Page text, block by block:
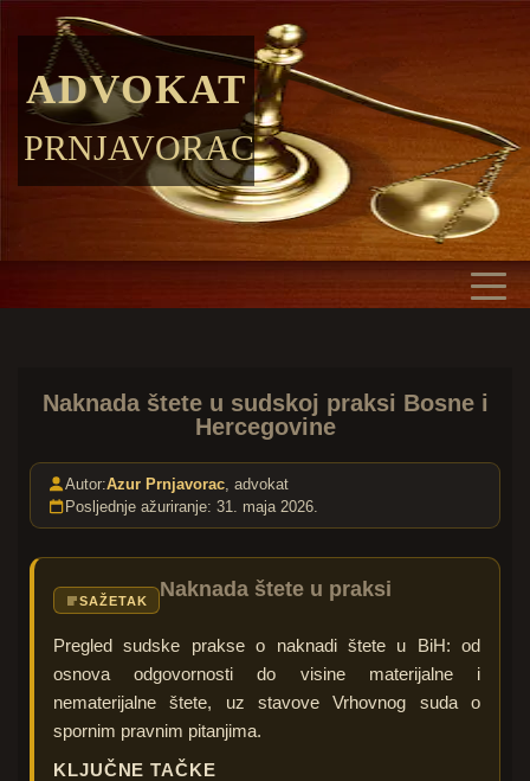
ADVOKAT
PRNJAVORAC
Naknada štete u sudskoj praksi Bosne i
Hercegovine
Autor:Azur Prnjavorac, advokat
Posljednje ažuriranje: 31. maja 2026.
SAŽETAK Naknada štete u praksi
Pregled sudske prakse o naknadi štete u BiH: od
osnova odgovornosti do visine materijalne i
nematerijalne štete, uz stavove Vrhovnog suda o
spornim pravnim pitanjima.
KLJUČNE TAČKE